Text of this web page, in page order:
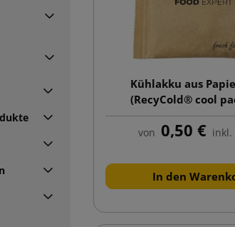
Kühlakku aus
(RecyCold® cool
Aufdruck
von 0,50 € inkl.
In den